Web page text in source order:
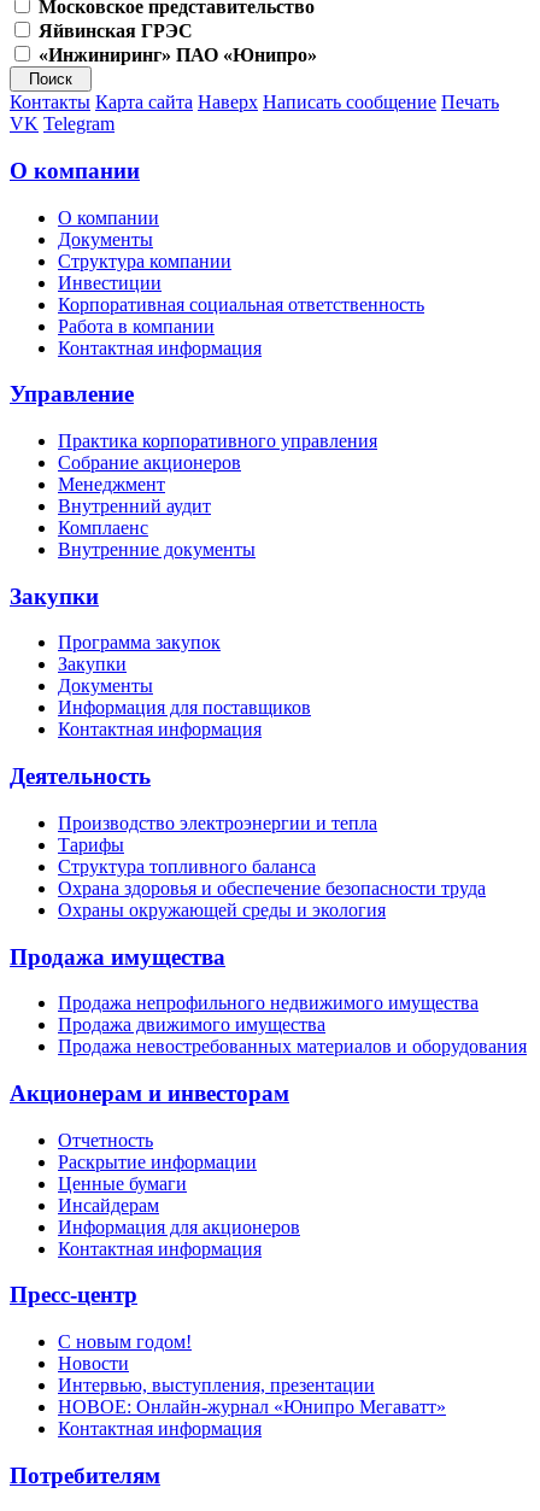
Московское представительство
Яйвинская ГРЭС
«Инжиниринг» ПАО «Юнипро»
Контакты Карта сайта Наверх Написать сообщение Печать
VK Telegram
О компании
О компании
Документы
Структура компании
Инвестиции
Корпоративная социальная ответственность
Работа в компании
Контактная информация
Управление
Практика корпоративного управления
Собрание акционеров
Менеджмент
Внутренний аудит
Комплаенс
Внутренние документы
Закупки
Программа закупок
Закупки
Документы
Информация для поставщиков
Контактная информация
Деятельность
Производство электроэнергии и тепла
Тарифы
Структура топливного баланса
Охрана здоровья и обеспечение безопасности труда
Охраны окружающей среды и экология
Продажа имущества
Продажа непрофильного недвижимого имущества
Продажа движимого имущества
Продажа невостребованных материалов и оборудования
Акционерам и инвесторам
Отчетность
Раскрытие информации
Ценные бумаги
Инсайдерам
Информация для акционеров
Контактная информация
Пресс-центр
С новым годом!
Новости
Интервью, выступления, презентации
НОВОЕ: Онлайн-журнал «Юнипро Мегаватт»
Контактная информация
Потребителям